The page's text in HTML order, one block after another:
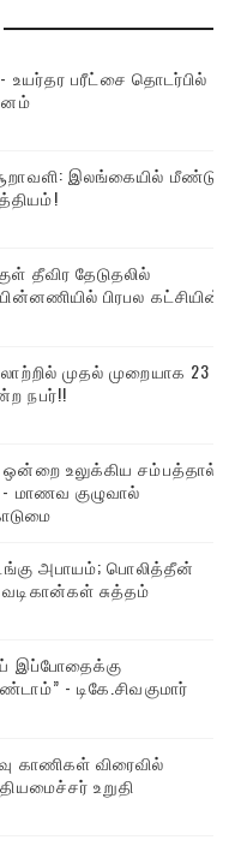
- உயர்தர பரீட்சை தொடர்பில்
இலங்கையில் மீண்டும்
தீவிர தேடுதலில்
பிரபல கட்சியின்
முதல் முறையாக 23
நபர்!!
ஒன்றை உலுக்கிய சம்பத்தால்
- மாணவ குழுவால்
அபாயம்; பொலித்தீன்
சுத்தம்
இப்போதைக்கு
- டிகே.சிவகுமார்
காணிகள் விரைவில்
உறுதி